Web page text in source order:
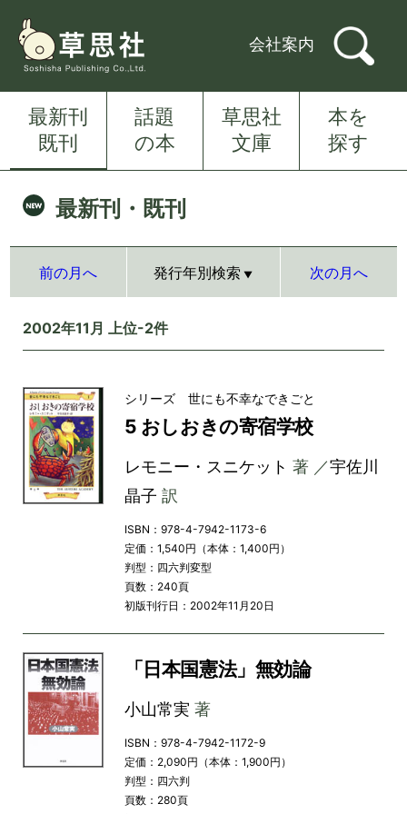
会社案内
最新刊
既刊
話題
の本
草思社
文庫
本を
探す
最新刊・既刊
前の月へ 発行年別検索 次の月へ
2002年11月 上位-2件
シリーズ 世にも不幸なできごと
5 おしおきの寄宿学校
レモニー・スニケット 著 ／宇佐川
晶子 訳
ISBN：978-4-7942-1173-6
定価：1,540円（本体：1,400円）
判型：四六判変型
頁数：240頁
初版刊行日：2002年11月20日
「日本国憲法」無効論
小山常実 著
ISBN：978-4-7942-1172-9
定価：2,090円（本体：1,900円）
判型：四六判
頁数：280頁